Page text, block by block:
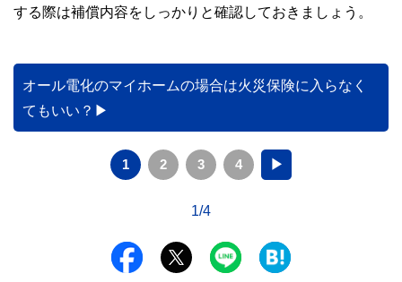
する際は補償内容をしっかりと確認しておきましょう。
オール電化のマイホームの場合は火災保険に入らなく
てもいい？
1 2 3 4 ▶
1/4